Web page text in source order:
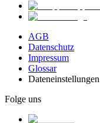
AGB
Datenschutz
Impressum
Glossar
Dateneinstellungen
Folge uns